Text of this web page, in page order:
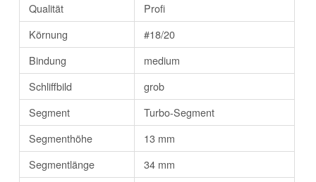
Qualität
Profi
Körnung
#18/20
Bindung
medium
Schliffbild
grob
Segment
Turbo-Segment
Segmenthöhe
13 mm
Segmentlänge
34 mm